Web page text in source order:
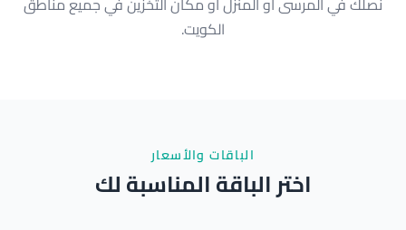
الكويت.
الباقات والأسعار
اختر الباقة المناسبة لك